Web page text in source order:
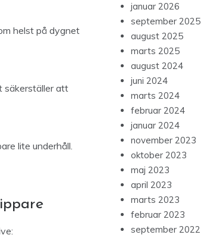
helst på dygnet
säkerställer att
lite underhåll.
januar 2026
september 2025
august 2025
marts 2025
august 2024
juni 2024
marts 2024
februar 2024
januar 2024
november 2023
oktober 2023
maj 2023
april 2023
marts 2023
februar 2023
september 2022